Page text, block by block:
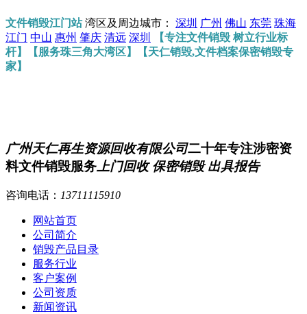
文件销毁江门站湾区及周边城市： 深圳 广州 佛山 东莞 珠海
江门 中山 惠州 肇庆 清远 深圳
【专注文件销毁 树立行业标
杆】【服务珠三角大湾区】【天仁销毁,文件档案保密销毁专
家】
广州天仁再生资源回收有限公司二十年专注涉密资
料文件销毁服务 上门回收 保密销毁 出具报告
咨询电话： 13711115910
网站首页
公司简介
销毁产品目录
服务行业
客户案例
公司资质
新闻资讯